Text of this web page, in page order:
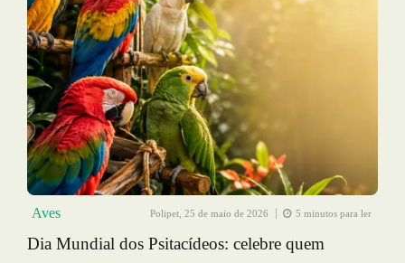
Aves Polipet, 25 de maio de 2026 5 minutos para ler
Dia Mundial dos Psitacídeos: celebre quem